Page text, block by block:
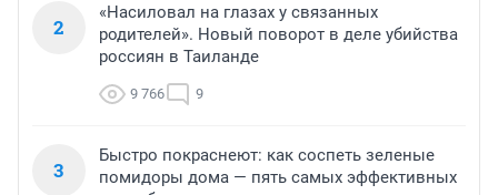
2
«Насиловал на глазах у связанных
родителей». Новый поворот в деле убийства
россиян в Таиланде
9 766 9
3
Быстро покраснеют: как соспеть зеленые
помидоры дома — пять самых эффективных